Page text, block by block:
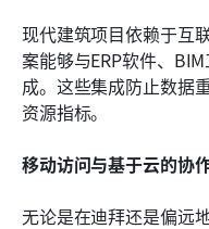
现代建筑项目依赖于互
案能够与ERP软件、
成。这些集成防止数据
资源指标。
移动访问与基于云的协
无论是在迪拜还是偏远